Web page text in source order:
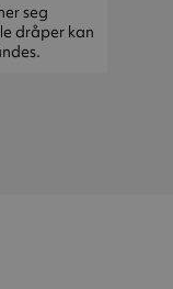
seg
dråper kan